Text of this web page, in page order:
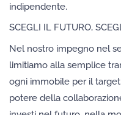
indipendente.
SCEGLI IL FUTURO,
Nel nostro impegno nel
limitiamo alla semplice
ogni immobile per il
potere della